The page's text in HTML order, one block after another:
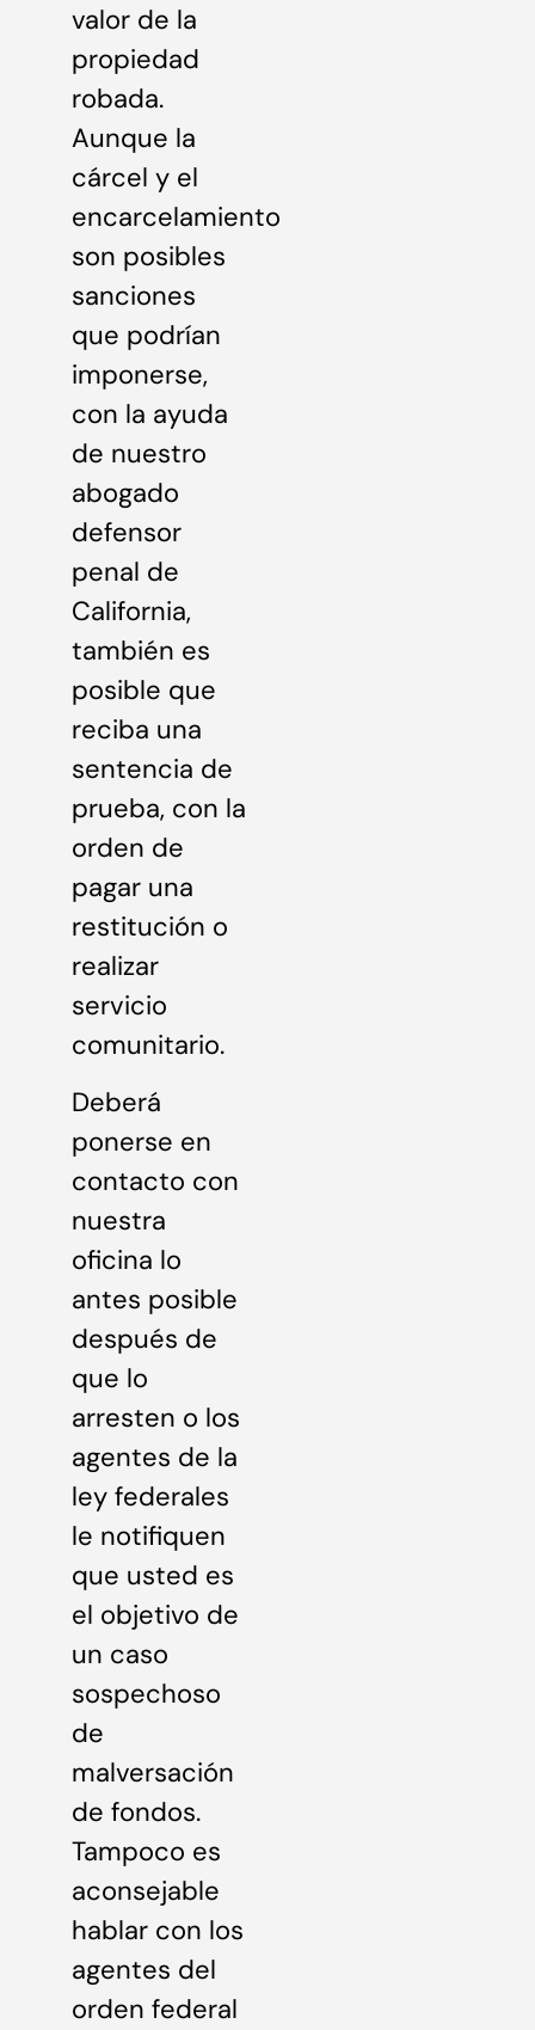
valor de la
propiedad
robada.
Aunque la
cárcel y el
encarcelamiento
son posibles
sanciones
que podrían
imponerse,
con la ayuda
de nuestro
abogado
defensor
penal de
California,
también es
posible que
reciba una
sentencia de
prueba, con la
orden de
pagar una
restitución o
realizar
servicio
comunitario.
Deberá
ponerse en
contacto con
nuestra
oficina lo
antes posible
después de
que lo
arresten o los
agentes de la
ley federales
le notifiquen
que usted es
el objetivo de
un caso
sospechoso
de
malversación
de fondos.
Tampoco es
aconsejable
hablar con los
agentes del
orden federal